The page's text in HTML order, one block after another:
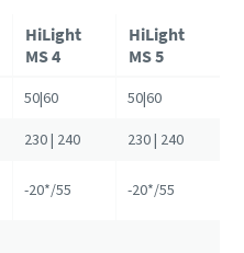
HiLight
MS 4
HiLight
MS 5
50|60 50|60
230 | 240 230 | 240
-20*/55 -20*/55